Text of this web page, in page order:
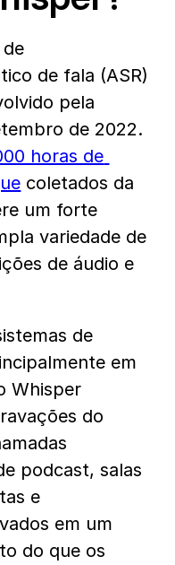
de fala (ASR)
pela
de 2022.
horas de
coletados da
um forte
variedade de
de áudio e
de
em
Whisper
do
podcast, salas
e
em um
do que os